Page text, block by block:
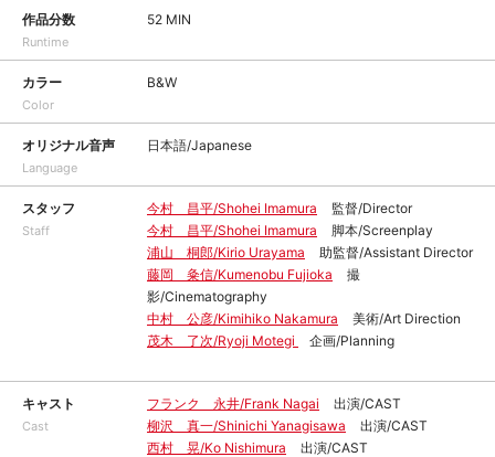
作品分数
Runtime
52 MIN
カラー
Color
B&W
オリジナル音声
Language
日本語/Japanese
スタッフ
Staff
今村 昌平/Shohei Imamura
監督/Director
今村 昌平/Shohei Imamura
脚本/Screenplay
浦山 桐郎/Kirio Urayama
助監督/Assistant Director
藤岡 粂信/Kumenobu Fujioka
撮
影/Cinematography
中村 公彦/Kimihiko Nakamura
美術/Art Direction
茂木 了次/Ryoji Motegi
企画/Planning
キャスト
Cast
フランク 永井/Frank Nagai
出演/CAST
柳沢 真一/Shinichi Yanagisawa
出演/CAST
西村 晃/Ko Nishimura
出演/CAST